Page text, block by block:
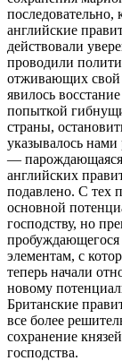
английские
действовали
проводили
отживающих
явилось
попыткой
страны,
указывалось
— парождающаяся
английских
подавлено. С тех
основной
господству, но
элементам, с
теперь начали
новому
Британские
все более
сохранение
господства.